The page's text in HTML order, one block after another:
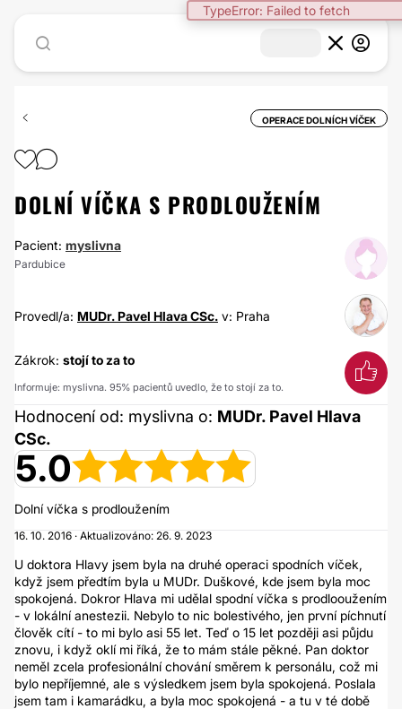
TypeError: Failed to fetch
OPERACE DOLNÍCH VÍČEK
DOLNÍ VÍČKA S PRODLOUŽENÍM
Pacient: myslivna
Pardubice
Provedl/a: MUDr. Pavel Hlava CSc. v: Praha
Zákrok: stojí to za to
Informuje: myslivna. 95% pacientů uvedlo, že to stojí za to.
Hodnocení od: myslivna o: MUDr. Pavel Hlava
CSc.
5.0
Dolní víčka s prodloužením
16. 10. 2016 · Aktualizováno: 26. 9. 2023
U doktora Hlavy jsem byla na druhé operaci spodních víček,
když jsem předtím byla u MUDr. Duškové, kde jsem byla moc
spokojená. Dokror Hlava mi udělal spodní víčka s prodlooužením
- v lokální anestezii. Nebylo to nic bolestivého, jen první píchnutí
člověk cítí - to mi bylo asi 55 let. Teď o 15 let později asi půjdu
znovu, i když oklí mi říká, že to mám stále pěkné. Pan doktor
neměl zcela profesionální chování směrem k personálu, což mi
bylo nepříjemné, ale s výsledkem jsem byla spokojená. Poslala
jsem tam i kamarádku, a byla moc spokojená - a tu v té době